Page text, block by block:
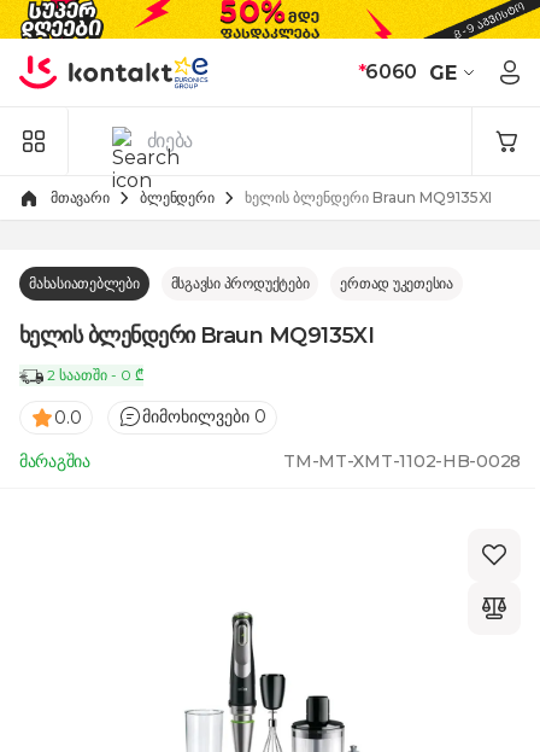
Skip to Content
*6060 GE
მთავარი ბლენდერი ხელის ბლენდერი Braun MQ9135XI
მახასიათებლები მსგავსი პროდუქტები ერთად უკეთესია
ხელის ბლენდერი Braun MQ9135XI
2 საათში - 0 ₾
0.0 მიმოხილვები 0
მარაგშია TM-MT-XMT-1102-HB-0028